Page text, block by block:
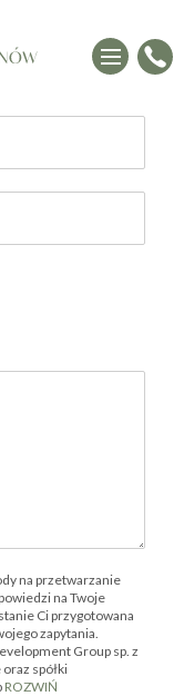
na przetwarzanie
na Twoje
Ci przygotowana
zapytania.
Group sp. z
spółki
ROZWIŃ